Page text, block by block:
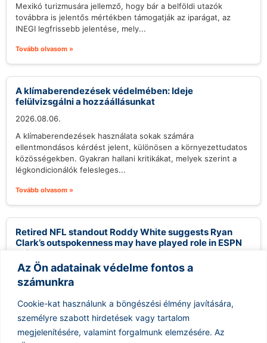
Az Ön adatainak védelme fontos a
számunkra
Cookie-kat használunk a böngészési élmény javítására,
személyre szabott hirdetések vagy tartalom
megjelenítésére, valamint forgalmunk elemzésére. Az
Mexikó turizmusára jellemző, hogy bár a belföldi utazók
továbbra is jelentős mértékben támogatják az iparágat, az
INEGI legfrissebb jelentése, mely...
Tovább olvasom »
A klímaberendezések védelmében: Ideje
felülvizsgálni a hozzáállásunkat
2026.08.06.
A klímaberendezések használata sokak számára
ellentmondásos kérdést jelent, különösen a környezettudatos
közösségekben. Gyakran hallani kritikákat, melyek szerint a
légkondicionálók felesleges...
Tovább olvasom »
Retired NFL standout Roddy White suggests Ryan
Clark’s outspokenness may have played role in ESPN
exit
2026.08.06.
Roddy White, az NFL egykori kiemelkedő játékosa,
megkérdőjelezte az ESPN döntését, hogy Ryan Clark
kommentátort követően Steve Smith kapjon nagyobb...
Tovább olvasom »